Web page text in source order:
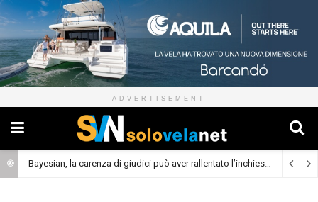
ADVERTISEMENT
Bayesian, la carenza di giudici può aver rallentato l’inchiesta (Cronaca)